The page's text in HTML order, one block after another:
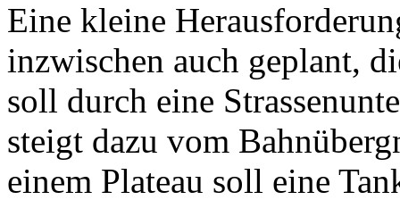
Eine kleine
inzwischen auch geplant,
soll durch eine
steigt dazu vom
einem Plateau soll eine